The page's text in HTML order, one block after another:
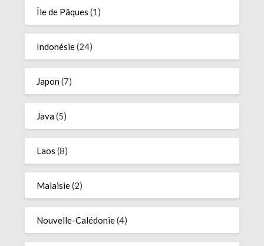
Île de Pâques (1)
Indonésie(24)
Japon(7)
Java(5)
Laos (8)
Malaisie(2)
Nouvelle-Calédonie(4)